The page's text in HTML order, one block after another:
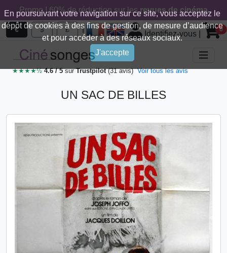
En poursuivant votre navigation sur ce site, vous acceptez le
dépôt de cookies à des fins de gestion, de mesure d’audience
et pour accéder à des réseaux sociaux.
J'accepte
Promo ! 60% de réduction sur lesrevues de cinéma
€ $ £ |
Identifiez-vous 0
★★★★½4.6 / 5surTrustpilot(31 avis) Voir tous les avis
UN SAC DE BILLES